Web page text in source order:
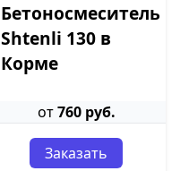
Бетоносмеситель
Shtenli 130 в
Корме
от760 руб.
Заказать